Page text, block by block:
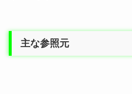
主な参照元